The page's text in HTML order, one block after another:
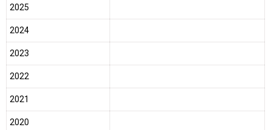
2025
2024
2023
2022
2021
2020